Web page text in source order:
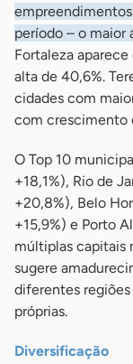
período – o maior
Fortaleza
alta de 40,6%.
cidades com
com crescimento
O Top 10
+18,1%), Rio de
+20,8%), Belo
+15,9%) e Porto
múltiplas capitais
sugere
diferentes regiões
próprias.
Diversificação